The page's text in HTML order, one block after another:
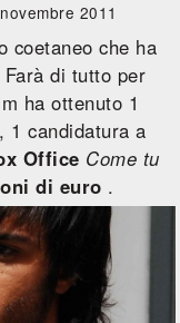
2011
coetaneo che ha
di tutto per
ha ottenuto 1
, 1 candidatura a
Office Come tu
di euro .